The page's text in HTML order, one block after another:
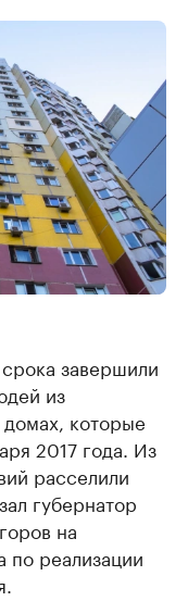
завершили
из
которые
2017 года. Из
расселили
губернатор
на
по реализации